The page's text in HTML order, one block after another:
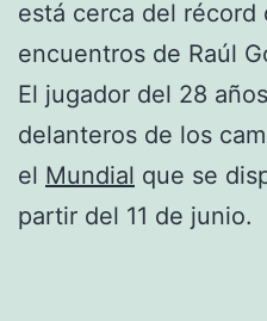
está cerca del récord
encuentros de Raúl
El jugador del 28
delanteros de los
el Mundial que se
partir del 11 de junio.